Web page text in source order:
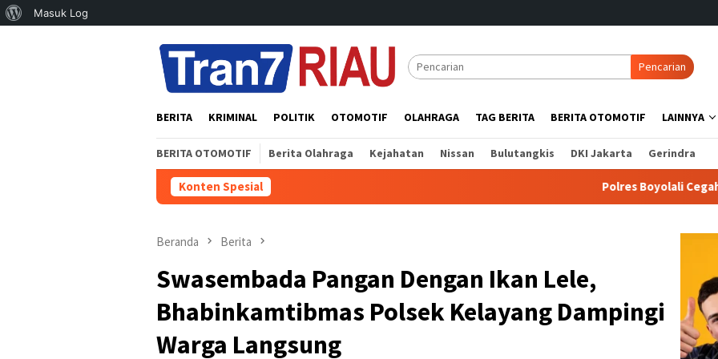
Tentang
Masuk Log
Pencarian
BERITA KRIMINAL POLITIK OTOMOTIF OLAHRAGA TAG BERITA BERITA OTOMOTIF LAINNYA
BERITA OTOMOTIF Berita Olahraga Kejahatan Nissan Bulutangkis DKI Jakarta Gerindra
Konten Spesial Polres Boyolali Cegah 3C Lewat
Beranda Berita
Swasembada Pangan Dengan Ikan Lele,
Bhabinkamtibmas Polsek Kelayang Dampingi
Warga Langsung